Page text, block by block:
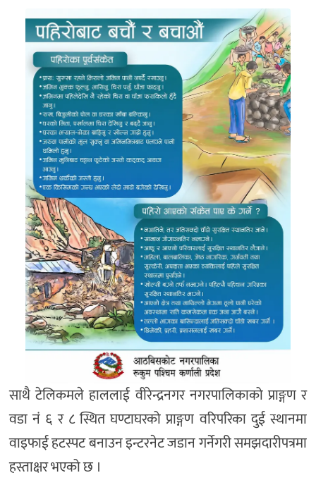
साथै टेलिकमले हाललाई वीरेन्द्रनगर नगरपालिकाको प्राङ्गण र
वडा नं ६ र ८ स्थित घण्टाघरको प्राङ्गण वरिपरिका दुई स्थानमा
वाइफाई हटस्पट बनाउन इन्टरनेट जडान गर्नेगरी समझदारीपत्रमा
हस्ताक्षर भएको छ ।